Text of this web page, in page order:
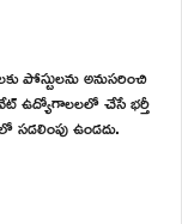
పోస్టులను అనుసరించి
ఉద్యోగాలలలో చేసే భర్తీ
సడలింపు ఉండదు.